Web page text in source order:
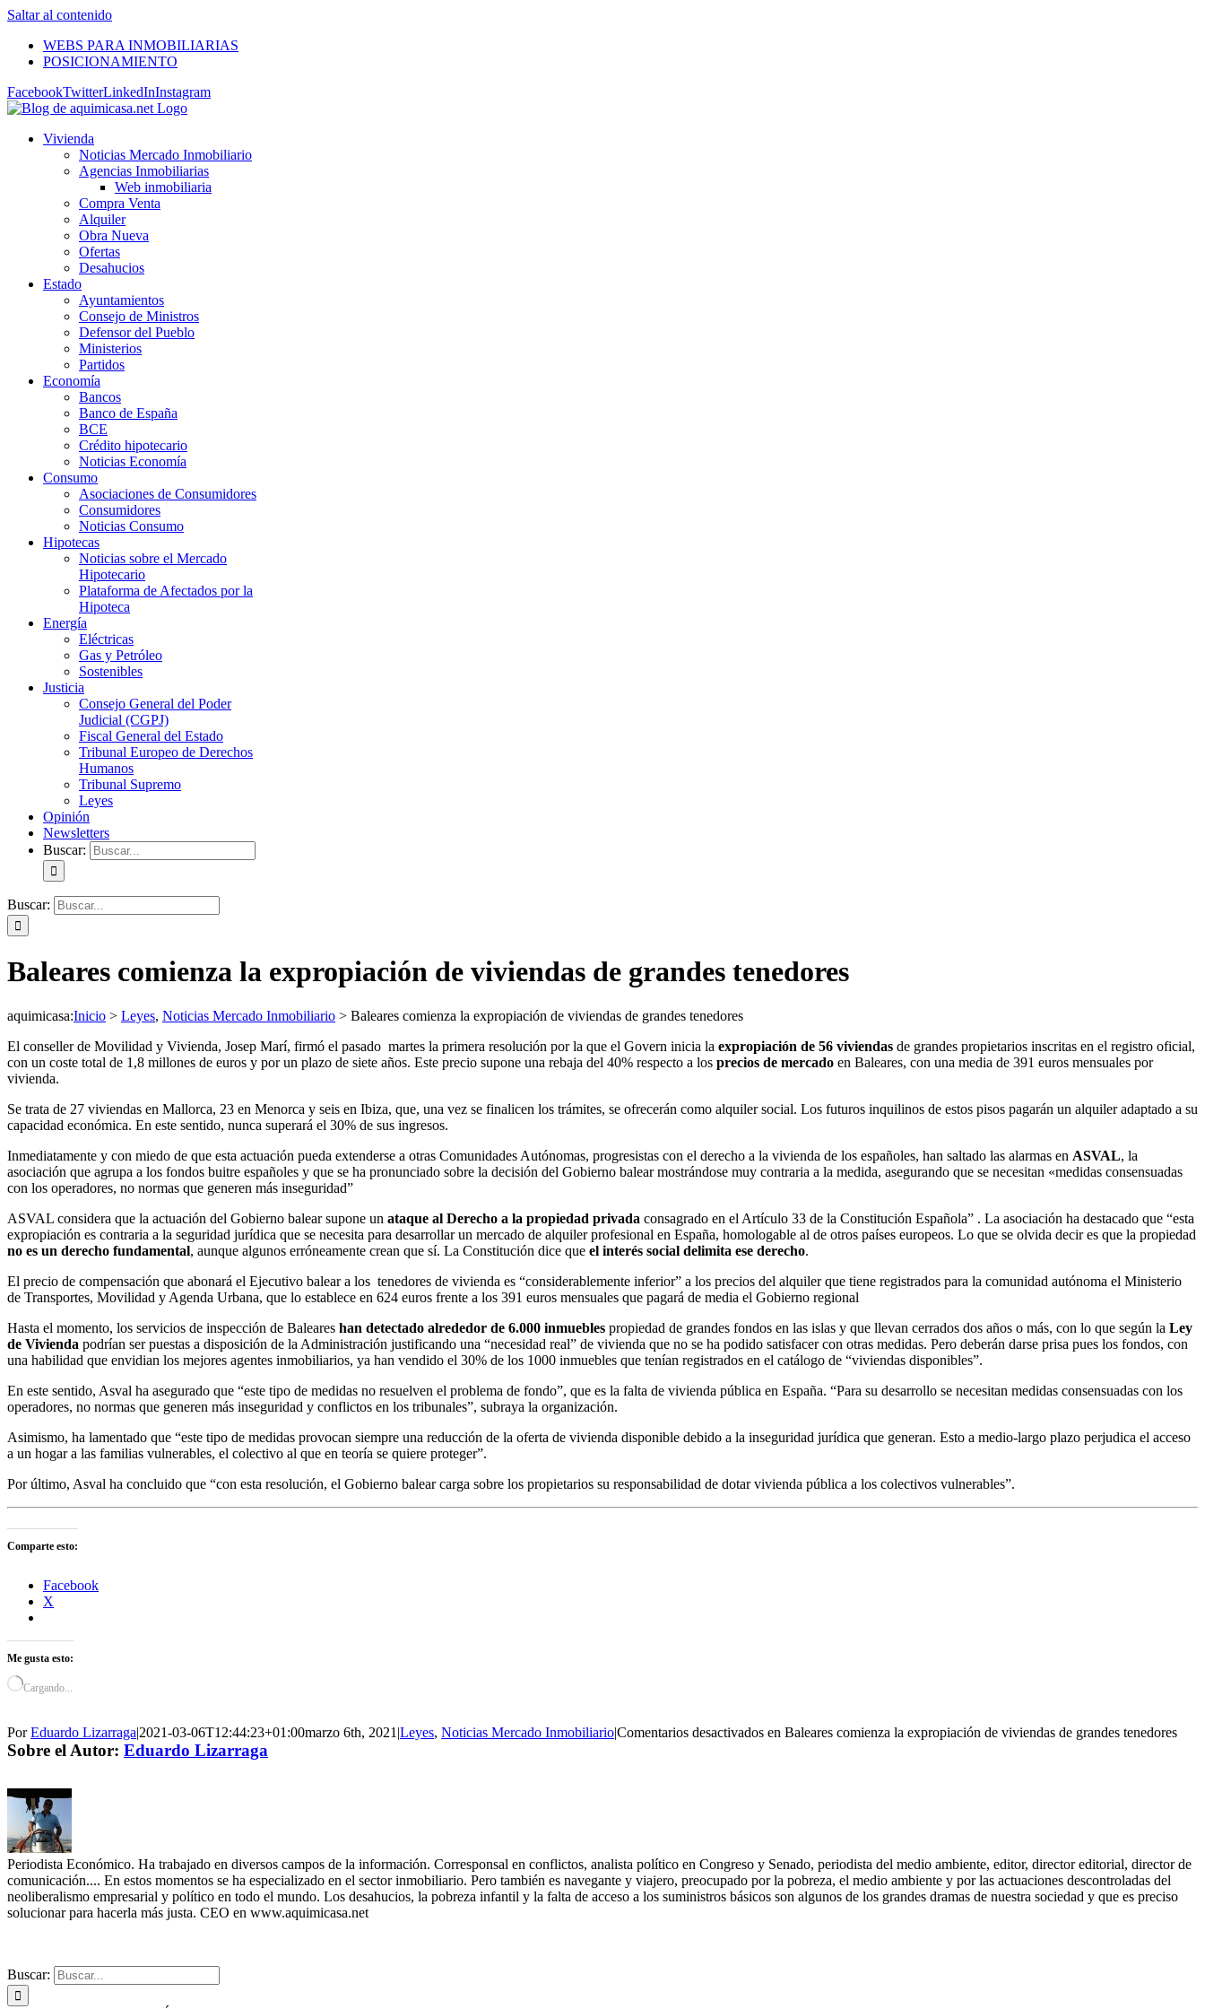
Saltar al contenido
WEBS PARA INMOBILIARIAS
POSICIONAMIENTO
FacebookTwitterLinkedInInstagram
Vivienda
Noticias Mercado Inmobiliario
Agencias Inmobiliarias
Web inmobiliaria
Compra Venta
Alquiler
Obra Nueva
Ofertas
Desahucios
Estado
Ayuntamientos
Consejo de Ministros
Defensor del Pueblo
Ministerios
Partidos
Economía
Bancos
Banco de España
BCE
Crédito hipotecario
Noticias Economía
Consumo
Asociaciones de Consumidores
Consumidores
Noticias Consumo
Hipotecas
Noticias sobre el Mercado
Hipotecario
Plataforma de Afectados por la
Hipoteca
Energía
Eléctricas
Gas y Petróleo
Sostenibles
Justicia
Consejo General del Poder
Judicial (CGPJ)
Fiscal General del Estado
Tribunal Europeo de Derechos
Humanos
Tribunal Supremo
Leyes
Opinión
Newsletters
Buscar:
Buscar:
Baleares comienza la expropiación de viviendas de grandes tenedores
aquimicasa:Inicio > Leyes, Noticias Mercado Inmobiliario > Baleares comienza la expropiación de viviendas de grandes tenedores
El conseller de Movilidad y Vivienda, Josep Marí, firmó el pasado martes la primera resolución por la que el Govern inicia la expropiación de 56 viviendas de grandes propietarios inscritas en el registro oficial,
con un coste total de 1,8 millones de euros y por un plazo de siete años. Este precio supone una rebaja del 40% respecto a los precios de mercado en Baleares, con una media de 391 euros mensuales por
vivienda.
Se trata de 27 viviendas en Mallorca, 23 en Menorca y seis en Ibiza, que, una vez se finalicen los trámites, se ofrecerán como alquiler social. Los futuros inquilinos de estos pisos pagarán un alquiler adaptado a su
capacidad económica. En este sentido, nunca superará el 30% de sus ingresos.
Inmediatamente y con miedo de que esta actuación pueda extenderse a otras Comunidades Autónomas, progresistas con el derecho a la vivienda de los españoles, han saltado las alarmas en ASVAL, la
asociación que agrupa a los fondos buitre españoles y que se ha pronunciado sobre la decisión del Gobierno balear mostrándose muy contraria a la medida, asegurando que se necesitan «medidas consensuadas
con los operadores, no normas que generen más inseguridad”
ASVAL considera que la actuación del Gobierno balear supone un ataque al Derecho a la propiedad privada consagrado en el Artículo 33 de la Constitución Española” . La asociación ha destacado que “esta
expropiación es contraria a la seguridad jurídica que se necesita para desarrollar un mercado de alquiler profesional en España, homologable al de otros países europeos. Lo que se olvida decir es que la propiedad
no es un derecho fundamental, aunque algunos erróneamente crean que sí. La Constitución dice que el interés social delimita ese derecho.
El precio de compensación que abonará el Ejecutivo balear a los tenedores de vivienda es “considerablemente inferior” a los precios del alquiler que tiene registrados para la comunidad autónoma el Ministerio
de Transportes, Movilidad y Agenda Urbana, que lo establece en 624 euros frente a los 391 euros mensuales que pagará de media el Gobierno regional
Hasta el momento, los servicios de inspección de Baleares han detectado alrededor de 6.000 inmuebles propiedad de grandes fondos en las islas y que llevan cerrados dos años o más, con lo que según la Ley
de Vivienda podrían ser puestas a disposición de la Administración justificando una “necesidad real” de vivienda que no se ha podido satisfacer con otras medidas. Pero deberán darse prisa pues los fondos, con
una habilidad que envidian los mejores agentes inmobiliarios, ya han vendido el 30% de los 1000 inmuebles que tenían registrados en el catálogo de “viviendas disponibles”.
En este sentido, Asval ha asegurado que “este tipo de medidas no resuelven el problema de fondo”, que es la falta de vivienda pública en España. “Para su desarrollo se necesitan medidas consensuadas con los
operadores, no normas que generen más inseguridad y conflictos en los tribunales”, subraya la organización.
Asimismo, ha lamentado que “este tipo de medidas provocan siempre una reducción de la oferta de vivienda disponible debido a la inseguridad jurídica que generan. Esto a medio-largo plazo perjudica el acceso
a un hogar a las familias vulnerables, el colectivo al que en teoría se quiere proteger”.
Por último, Asval ha concluido que “con esta resolución, el Gobierno balear carga sobre los propietarios su responsabilidad de dotar vivienda pública a los colectivos vulnerables”.
Comparte esto:
Facebook
X
Me gusta esto:
Cargando...
PorEduardo Lizarraga|2021-03-06T12:44:23+01:00marzo 6th, 2021 |Leyes, Noticias Mercado Inmobiliario|Comentarios desactivados en Baleares comienza la expropiación de viviendas de grandes tenedores
Sobre el Autor: Eduardo Lizarraga
Periodista Económico. Ha trabajado en diversos campos de la información. Corresponsal en conflictos, analista político en Congreso y Senado, periodista del medio ambiente, editor, director editorial, director de
comunicación.... En estos momentos se ha especializado en el sector inmobiliario. Pero también es navegante y viajero, preocupado por la pobreza, el medio ambiente y por las actuaciones descontroladas del
neoliberalismo empresarial y político en todo el mundo. Los desahucios, la pobreza infantil y la falta de acceso a los suministros básicos son algunos de los grandes dramas de nuestra sociedad y que es preciso
solucionar para hacerla más justa. CEO en www.aquimicasa.net
Buscar: